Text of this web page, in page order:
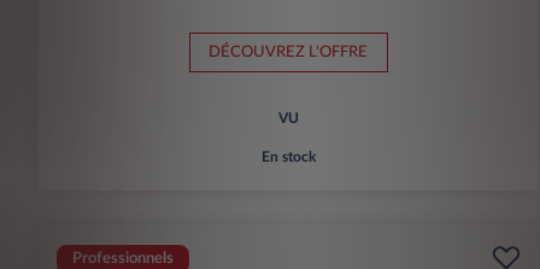
DÉCOUVREZ L'OFFRE
VU
En stock
Professionnels